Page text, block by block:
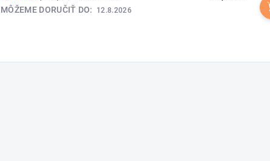
MÔŽEME DORUČIŤ DO: 12.8.2026